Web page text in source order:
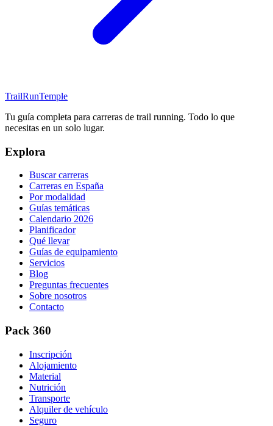
TrailRunTemple
Tu guía completa para carreras de trail running. Todo lo que
necesitas en un solo lugar.
Explora
Buscar carreras
Carreras en España
Por modalidad
Guías temáticas
Calendario 2026
Planificador
Qué llevar
Guías de equipamiento
Servicios
Blog
Preguntas frecuentes
Sobre nosotros
Contacto
Pack 360
Inscripción
Alojamiento
Material
Nutrición
Transporte
Alquiler de vehículo
Seguro